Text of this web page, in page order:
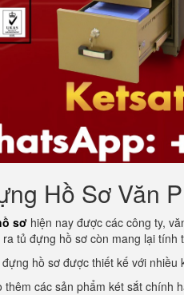
Hồ Sơ Văn
sơ hiện nay được các công ty,
ra tủ đựng hồ sơ còn mang lại
hồ sơ được thiết kế với
thêm các sản phẩm két sắt chính